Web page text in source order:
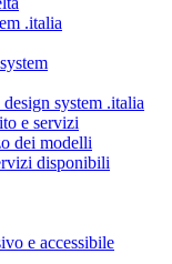
.italia
system .italia
e servizi
dei modelli
disponibili
e accessibile